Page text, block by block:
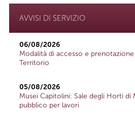
AVVISI DI SERVIZIO
06/08/2026
Modalità di accesso e
Territorio
05/08/2026
Musei Capitolini: Sale degli Horti di
pubblico per lavori